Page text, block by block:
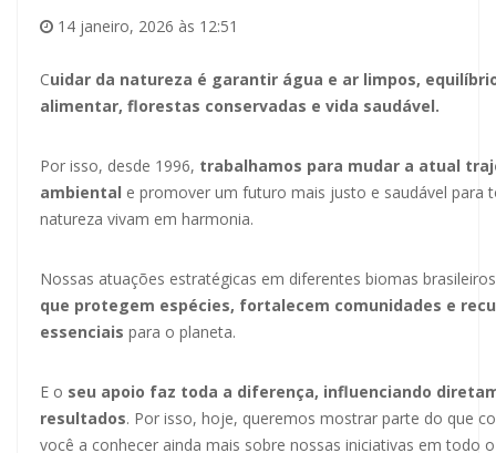
14 janeiro, 2026 às 12:51
Cuidar da natureza é garantir água e ar limpos,
alimentar, florestas conservadas e vida saudável.
Por isso, desde 1996, trabalhamos para mudar a atual
ambiental e promover um futuro mais justo e saudável para
natureza vivam em harmonia.
Nossas atuações estratégicas em diferentes biomas
que protegem espécies, fortalecem comunidades e
essenciais para o planeta.
E o seu apoio faz toda a diferença, influenciando
resultados. Por isso, hoje, queremos mostrar parte do que
você a conhecer ainda mais sobre nossas iniciativas em todo